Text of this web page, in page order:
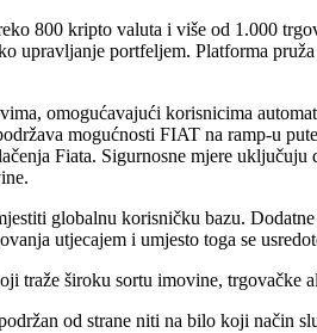
800 kripto valuta i više od 1.000
portfeljem. Platforma
omogućavajući korisnicima
mogućnosti FIAT na ramp-u
Fiata. Sigurnosne mjere
globalnu korisničku bazu.
utjecajem i umjesto toga se
traže široku sortu imovine, trgovačke
od strane niti na bilo koji